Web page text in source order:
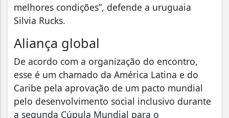
melhores condições”, defende a uruguaia
Silvia Rucks.
Aliança global
De acordo com a organização do encontro,
esse é um chamado da América Latina e do
Caribe pela aprovação de um pacto mundial
pelo desenvolvimento social inclusivo durante
a segunda Cúpula Mundial para o